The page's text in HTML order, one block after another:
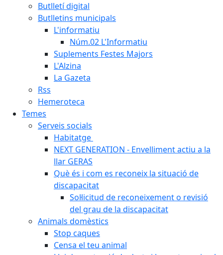
Butlletí digital
Butlletins municipals
L'informatiu
Núm.02 L'Informatiu
Suplements Festes Majors
L'Alzina
La Gazeta
Rss
Hemeroteca
Temes
Serveis socials
Habitatge
NEXT GENERATION - Envelliment actiu a la
llar GERAS
Què és i com es reconeix la situació de
discapacitat
Sol·licitud de reconeixement o revisió
del grau de la discapacitat
Animals domèstics
Stop caques
Censa el teu animal